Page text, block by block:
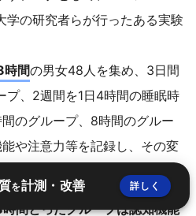
学の研究者らが行ったある実験
時間の男女48人を集め、3日間
プ、2週間を1日4時間の睡眠時
のグループ、8時間のグルー
や注意力等を記録し、その変
間とったグループは認知機能
を計測・改善 詳しく